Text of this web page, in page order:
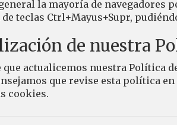
la mayoría de navegadores
de teclas Ctrl+Mayus+Supr,
de nuestra
que actualicemos nuestra Política
que revise esta política
cookies.